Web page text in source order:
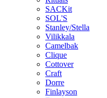
SACKit
SOL'S
Stanley/Stella
Vilikkala
Camelbak
Clique
Cottover
Craft
Dorre
Finlayson